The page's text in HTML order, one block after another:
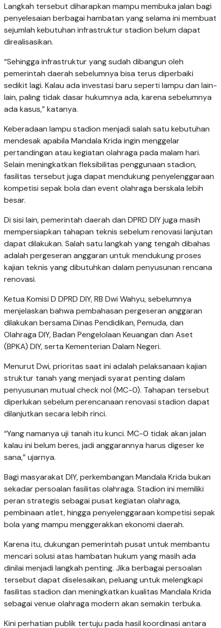
Langkah tersebut diharapkan mampu membuka jalan bagi
penyelesaian berbagai hambatan yang selama ini membuat
sejumlah kebutuhan infrastruktur stadion belum dapat
direalisasikan.
“Sehingga infrastruktur yang sudah dibangun oleh
pemerintah daerah sebelumnya bisa terus diperbaiki
sedikit lagi. Kalau ada investasi baru seperti lampu dan lain-
lain, paling tidak dasar hukumnya ada, karena sebelumnya
ada kasus,” katanya.
Keberadaan lampu stadion menjadi salah satu kebutuhan
mendesak apabila Mandala Krida ingin menggelar
pertandingan atau kegiatan olahraga pada malam hari.
Selain meningkatkan fleksibilitas penggunaan stadion,
fasilitas tersebut juga dapat mendukung penyelenggaraan
kompetisi sepak bola dan event olahraga berskala lebih
besar.
Di sisi lain, pemerintah daerah dan DPRD DIY juga masih
mempersiapkan tahapan teknis sebelum renovasi lanjutan
dapat dilakukan. Salah satu langkah yang tengah dibahas
adalah pergeseran anggaran untuk mendukung proses
kajian teknis yang dibutuhkan dalam penyusunan rencana
renovasi.
Ketua Komisi D DPRD DIY, RB Dwi Wahyu, sebelumnya
menjelaskan bahwa pembahasan pergeseran anggaran
dilakukan bersama Dinas Pendidikan, Pemuda, dan
Olahraga DIY, Badan Pengelolaan Keuangan dan Aset
(BPKA) DIY, serta Kementerian Dalam Negeri.
Menurut Dwi, prioritas saat ini adalah pelaksanaan kajian
struktur tanah yang menjadi syarat penting dalam
penyusunan mutual check nol (MC-0). Tahapan tersebut
diperlukan sebelum perencanaan renovasi stadion dapat
dilanjutkan secara lebih rinci.
“Yang namanya uji tanah itu kunci. MC-0 tidak akan jalan
kalau ini belum beres, jadi anggarannya harus digeser ke
sana,” ujarnya.
Bagi masyarakat DIY, perkembangan Mandala Krida bukan
sekadar persoalan fasilitas olahraga. Stadion ini memiliki
peran strategis sebagai pusat kegiatan olahraga,
pembinaan atlet, hingga penyelenggaraan kompetisi sepak
bola yang mampu menggerakkan ekonomi daerah.
Karena itu, dukungan pemerintah pusat untuk membantu
mencari solusi atas hambatan hukum yang masih ada
dinilai menjadi langkah penting. Jika berbagai persoalan
tersebut dapat diselesaikan, peluang untuk melengkapi
fasilitas stadion dan meningkatkan kualitas Mandala Krida
sebagai venue olahraga modern akan semakin terbuka.
Kini perhatian publik tertuju pada hasil koordinasi antara